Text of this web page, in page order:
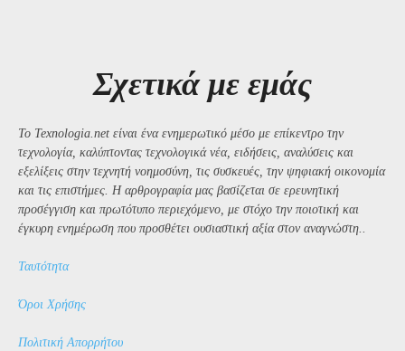
Σχετικά με εμάς
Το Texnologia.net είναι ένα ενημερωτικό μέσο με επίκεντρο την
τεχνολογία, καλύπτοντας τεχνολογικά νέα, ειδήσεις, αναλύσεις και
εξελίξεις στην τεχνητή νοημοσύνη, τις συσκευές, την ψηφιακή οικονομία
και τις επιστήμες. Η αρθρογραφία μας βασίζεται σε ερευνητική
προσέγγιση και πρωτότυπο περιεχόμενο, με στόχο την ποιοτική και
έγκυρη ενημέρωση που προσθέτει ουσιαστική αξία στον αναγνώστη..
Ταυτότητα
Όροι Χρήσης
Πολιτική Απορρήτου